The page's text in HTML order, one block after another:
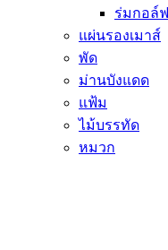
ร่มกอล์ฟ
แผ่นรองเมาส์
พัด
ม่านบังแดด
แฟ้ม
ไม้บรรทัด
หมวก